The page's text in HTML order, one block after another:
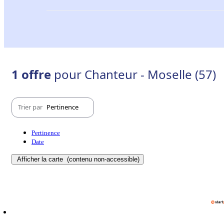
1 offre pour Chanteur - Moselle (57)
Trier par Pertinence
Pertinence
Date
Afficher la carte (contenu non-accessible)